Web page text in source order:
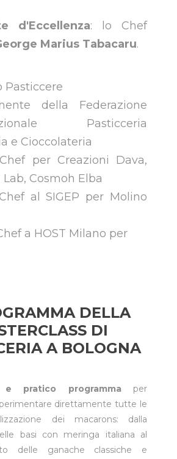
d'Eccellenza: lo Chef
Marius Tabacaru.
Pasticcere
della Federazione
Pasticceria
e Cioccolateria
per Creazioni Dava,
Cosmoh Elba
al SIGEP per Molino
a HOST Milano per
DELLA
DI
A BOLOGNA
e pratico programmaper
direttamente tutte le
dei macarons: dalla
basi con meringa italiana al
delle ganache classiche e